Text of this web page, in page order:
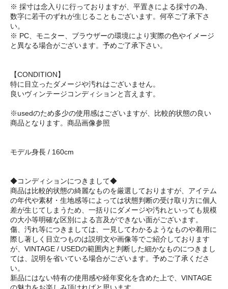
※ 採寸は念入りに行っておりますが、平置きによる採寸の為、
数字に若干のずれが生じることもございます。何卒ご了承下さ
い。
※ PC、モニター、ブラウザーの環境により実際の色やイメージ
と異なる場合がございます。予めご了承下さい。
【CONDITION】
特に目立ったダメージや汚れはございません。
良いヴィンテージコンディションと言えます。
※usedのため多少の使用感はございますが、比較的状態の良い
商品となります。商品画像参照
モデル身長 / 160cm
◆コンディションにつきまして◆
商品は比較的状態の綺麗なものを厳選しておりますが、アイテム
の年代や素材・生地感等によっては状態判断の受け取り方に個人
差が生じてしまうため、一括りにダメージや汚れといっても規模
の大小等明確な区別による言及ができない面がございます。
傷、汚れ等につきましては、一見してわかるようなものや着用に
際し著しく目立つものは説明文や画像等でご紹介しております
が、VINTAGE / USEDの範囲内と判断した細かなものにつきまし
ては、説明を省いている場合がございます。予めご了承くださ
い。
新品にはない特有の使用感や経年変化を含めた上で、VINTAGE
の魅力をお楽しみ頂ければと思います。